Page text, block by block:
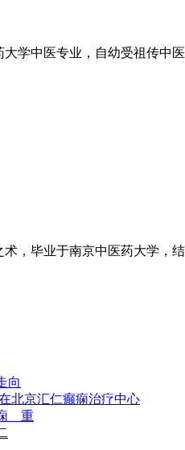
学中医专业，自幼受祖传中
，毕业于南京中医药大学，
向
北京汇仁癫痫治疗中心
重